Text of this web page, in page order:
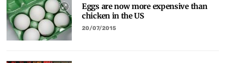
Eggs are now more expensive than
chicken in the US
20/07/2015